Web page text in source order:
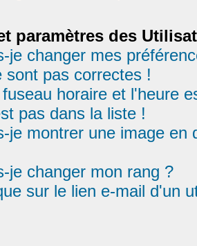
paramètres des
je changer mes
sont pas correctes !
horaire et l'heure
pas dans la liste !
je montrer une image
je changer mon rang ?
sur le lien e-mail d'un